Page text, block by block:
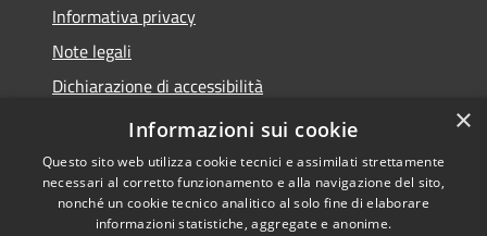
Informativa privacy
Note legali
Dichiarazione di accessibilità
Piano di miglioramento del sito
Copyright © 2026 • Comune di
×
Informazioni sui cookie
Questo sito web utilizza cookie tecnici e assimilati strettamente
necessari al corretto funzionamento e alla navigazione del sito,
nonché un cookie tecnico analitico al solo fine di elaborare
informazioni statistiche, aggregate e anonime.